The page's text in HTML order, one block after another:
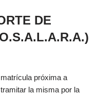
DE
próxima a
la misma por la